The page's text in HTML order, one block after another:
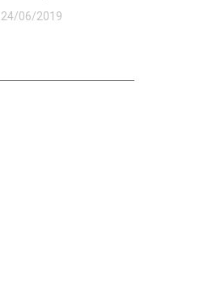
24/06/2019